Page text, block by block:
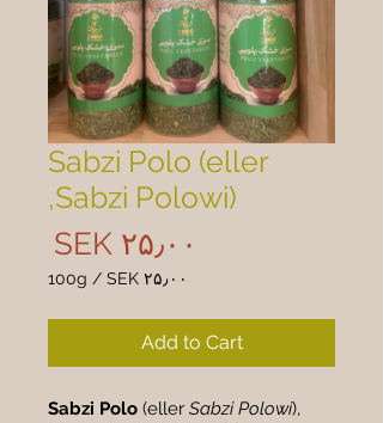
Sabzi Polo (eller
Sabzi Polowi),
SEK ۲۵٫۰۰
SEK ۲۵٫۰۰ /
100g
Add to Cart
Sabzi Polo (eller Sabzi Polowi),